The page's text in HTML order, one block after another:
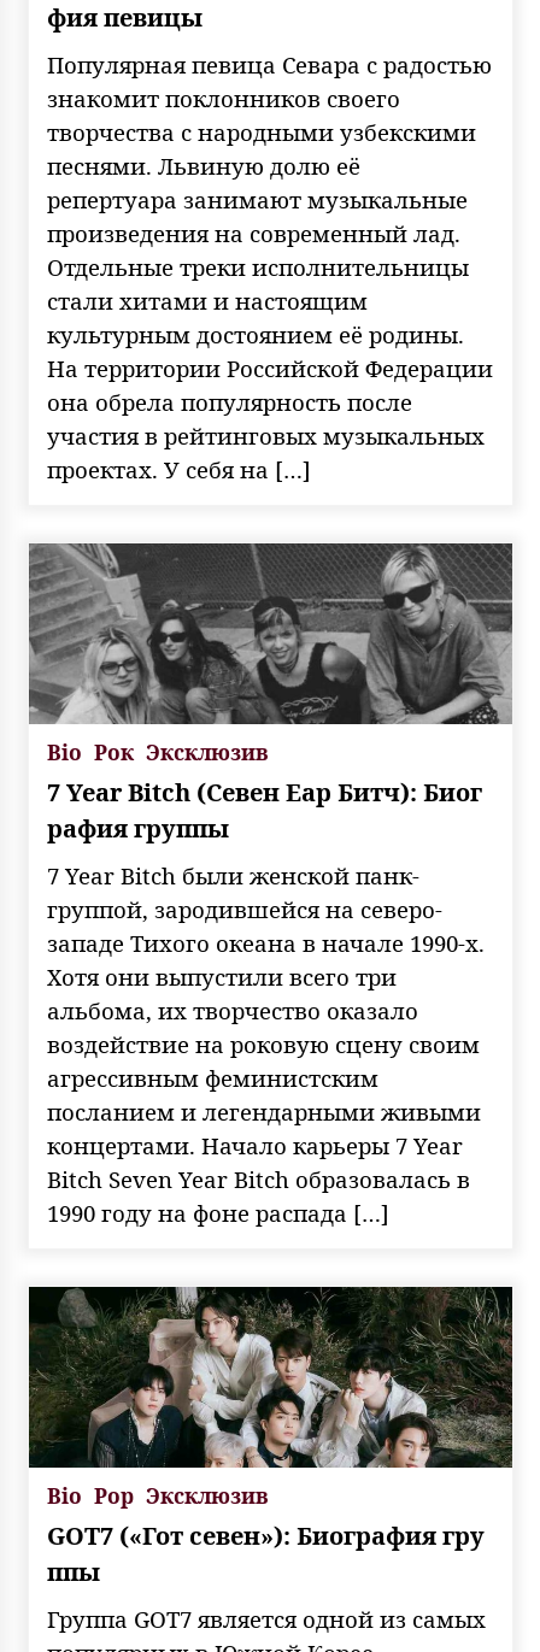
фия певицы
Популярная певица Севара с радостью
знакомит поклонников своего
творчества с народными узбекскими
песнями. Львиную долю её
репертуара занимают музыкальные
произведения на современный лад.
Отдельные треки исполнительницы
стали хитами и настоящим
культурным достоянием её родины.
На территории Российской Федерации
она обрела популярность после
участия в рейтинговых музыкальных
проектах. У себя на […]
Bio Рок Эксклюзив
7 Year Bitch (Севен Еар Битч): Биог
рафия группы
7 Year Bitch были женской панк-
группой, зародившейся на северо-
западе Тихого океана в начале 1990-х.
Хотя они выпустили всего три
альбома, их творчество оказало
воздействие на роковую сцену своим
агрессивным феминистским
посланием и легендарными живыми
концертами. Начало карьеры 7 Year
Bitch Seven Year Bitch образовалась в
1990 году на фоне распада […]
Bio Pop Эксклюзив
GOT7 («Гот севен»): Биография гру
ппы
Группа GOT7 является одной из самых